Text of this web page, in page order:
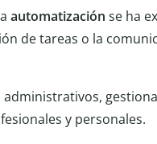
automatización se ha
de tareas o la
y personales.